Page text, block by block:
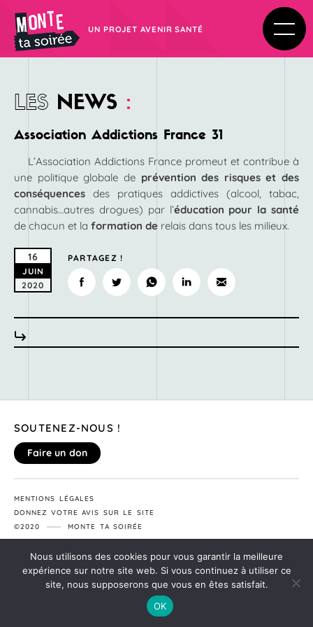
UN PROJET AVENIR SANTÉ
LES NEWS :
Association Addictions France 31
L’Association Addictions France promeut et contribue à
une politique globale de prévention des risques et des
conséquences des pratiques addictives (alcool, tabac,
cannabis…autres drogues) par l’éducation pour la santé
de chacun et la formation de relais dans tous les milieux.
16
JUIN
2020
PARTAGEZ !
SOUTENEZ-NOUS !
Faire un don
MENTIONS LÉGALES
DONNEZ VOTRE AVIS SUR LE SITE
©2020
MONTE TA SOIRÉE
Nous utilisons des cookies pour vous garantir la meilleure
expérience sur notre site web. Si vous continuez à utiliser ce
site, nous supposerons que vous en êtes satisfait.
OK